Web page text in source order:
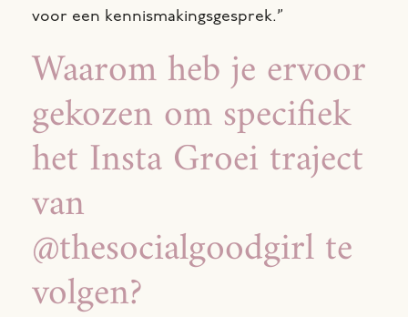
voor een kennismakingsgesprek.”
Waarom heb je ervoor
gekozen om specifiek
het Insta Groei traject
van
@thesocialgoodgirl te
volgen?